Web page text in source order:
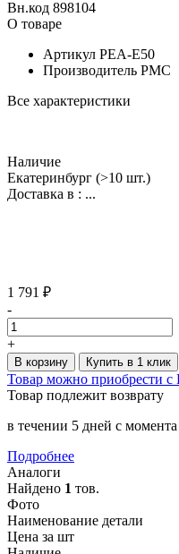
Вн.код 898104
О товаре
Артикул PEA-E50
Производитель PMC
Все характеристики
Наличие
Екатеринбург (>10 шт.)
Доставка в : ...
1 791 ₽
-
+
В корзину Купить в 1 клик
Товар можно приобрести
Товар подлежит возврату
в течении 5 дней с
Подробнее
Аналоги
Найдено 1 тов.
Фото
Наименование детали
Цена за шт